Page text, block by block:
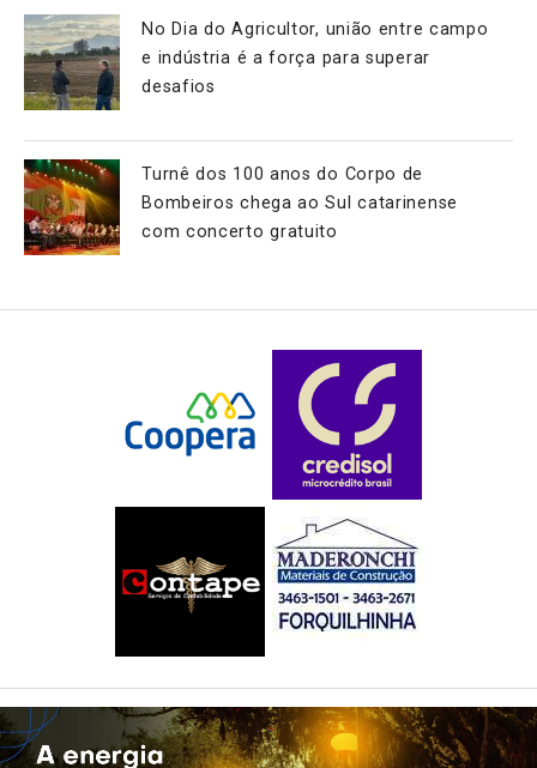
No Dia do Agricultor, união entre campo
e indústria é a força para superar
desafios
Turnê dos 100 anos do Corpo de
Bombeiros chega ao Sul catarinense
com concerto gratuito